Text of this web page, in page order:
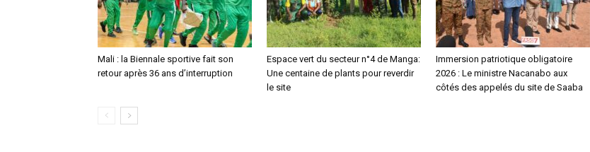
Mali : la Biennale sportive fait son
retour après 36 ans d’interruption
Espace vert du secteur n°4 de Manga:
Une centaine de plants pour reverdir
le site
Immersion patriotique obligatoire
2026 : Le ministre Nacanabo aux
côtés des appelés du site de Saaba